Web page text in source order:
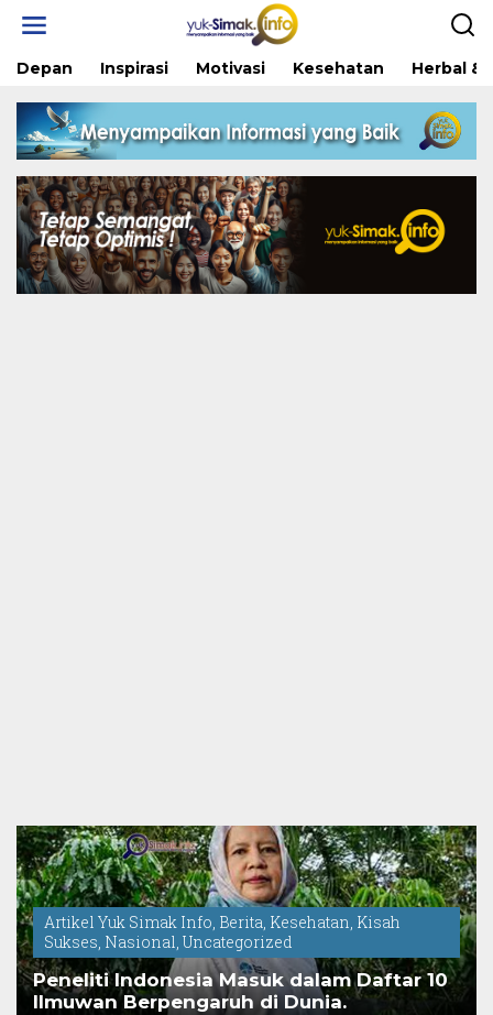
Depan Inspirasi Motivasi Kesehatan Herbal &
Artikel Yuk Simak Info, Berita, Kesehatan, Kisah
Sukses, Nasional, Uncategorized
Peneliti Indonesia Masuk dalam Daftar 10
Ilmuwan Berpengaruh di Dunia.